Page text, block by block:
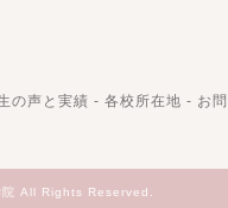
の声と実績 - 各校所在地 - お
All Rights Reserved.